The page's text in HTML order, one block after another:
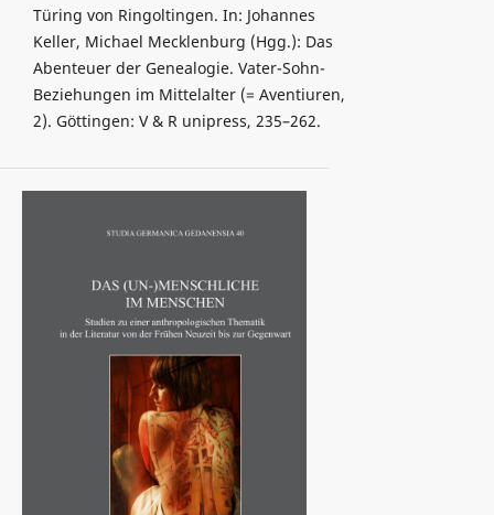
Türing von Ringoltingen. In: Johannes
Keller, Michael Mecklenburg (Hgg.): Das
Abenteuer der Genealogie. Vater-Sohn-
Beziehungen im Mittelalter (= Aventiuren,
2). Göttingen: V & R unipress, 235–262.